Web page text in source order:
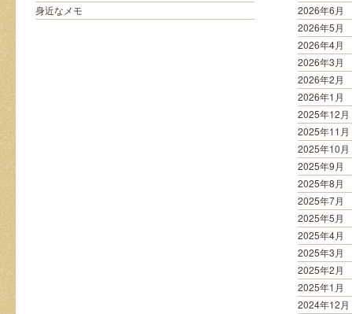
身近なメモ
2026年6月
2026年5月
2026年4月
2026年3月
2026年2月
2026年1月
2025年12月
2025年11月
2025年10月
2025年9月
2025年8月
2025年7月
2025年5月
2025年4月
2025年3月
2025年2月
2025年1月
2024年12月